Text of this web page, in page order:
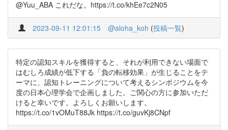
@Yuu_ABA これだな。https://t.co/khEe7c2N05
2023-09-11 12:01:15 @aloha_koh (投稿一覧)
特定の認知スキルを獲得すると、それが利用できない場面で
はむしろ成績が低下する「負の転移効果」が生じることをテ
ーマに、認知トレーニングについて考えるシンポジウムを今
度の日本心理学会で企画しました。ご関心の方に参加いただ
けると幸いです。よろしくお願いします。
https://t.co/1vOMuT88Jk https://t.co/guvKj8CNpf